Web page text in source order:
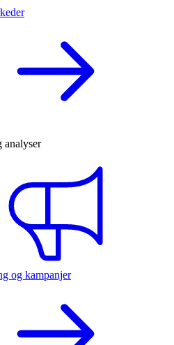
analyser
og kampanjer